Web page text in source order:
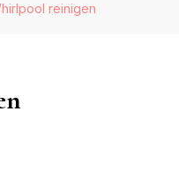
reinigen